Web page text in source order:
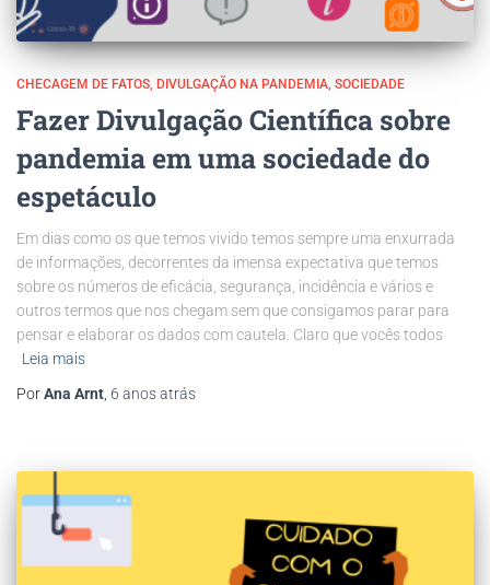
CHECAGEM DE FATOS DIVULGAÇÃO NA PANDEMIA SOCIEDADE
Fazer Divulgação Científica sobre
pandemia em uma sociedade do
espetáculo
Em dias como os que temos vivido temos sempre uma enxurrada
de informações, decorrentes da imensa expectativa que temos
sobre os números de eficácia, segurança, incidência e vários e
outros termos que nos chegam sem que consigamos parar para
pensar e elaborar os dados com cautela. Claro que vocês todos
Leia mais
PorAna Arnt 6 anosatrás